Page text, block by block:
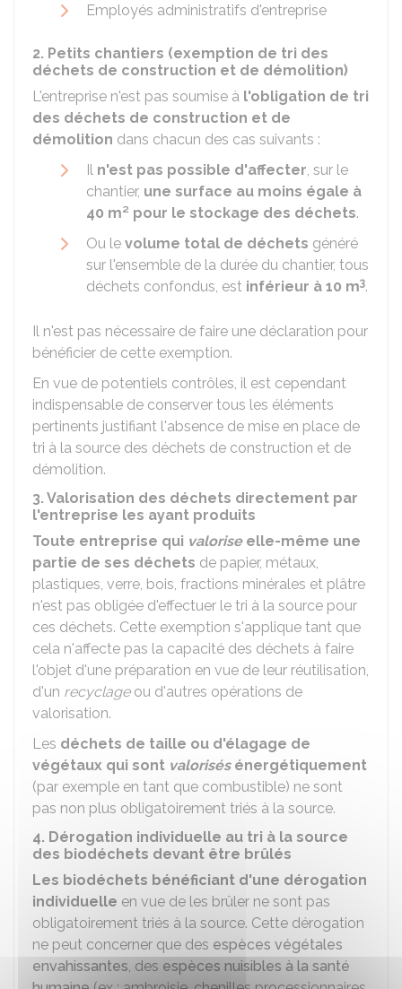
Employés administratifs d'entreprise
2. Petits chantiers (exemption de tri des
déchets de construction et de démolition)
L'entreprise n'est pas soumise à l'obligation de tri
des déchets de construction et de
démolition dans chacun des cas suivants :
Il n'est pas possible d'affecter, sur le
chantier, une surface au moins égale à
40 m² pour le stockage des déchets.
Ou le volume total de déchets généré
sur l'ensemble de la durée du chantier, tous
déchets confondus, est inférieur à 10 m3.
Il n'est pas nécessaire de faire une déclaration pour
bénéficier de cette exemption.
En vue de potentiels contrôles, il est cependant
indispensable de conserver tous les éléments
pertinents justifiant l'absence de mise en place de
tri à la source des déchets de construction et de
démolition.
3. Valorisation des déchets directement par
l'entreprise les ayant produits
Toute entreprise qui valoriseelle-même une
partie de ses déchets de papier, métaux,
plastiques, verre, bois, fractions minérales et plâtre
n'est pas obligée d'effectuer le tri à la source pour
ces déchets. Cette exemption s'applique tant que
cela n'affecte pas la capacité des déchets à faire
l'objet d'une préparation en vue de leur réutilisation,
d'un recyclageou d'autres opérations de
valorisation.
Les déchets de taille ou d'élagage de
végétaux qui sont valorisésénergétiquement
(par exemple en tant que combustible) ne sont
pas non plus obligatoirement triés à la source.
4. Dérogation individuelle au tri à la source
des biodéchets devant être brûlés
Les biodéchets bénéficiant d'une dérogation
individuelle en vue de les brûler ne sont pas
obligatoirement triés à la source. Cette dérogation
ne peut concerner que des espèces végétales
envahissantes, des espèces nuisibles à la santé